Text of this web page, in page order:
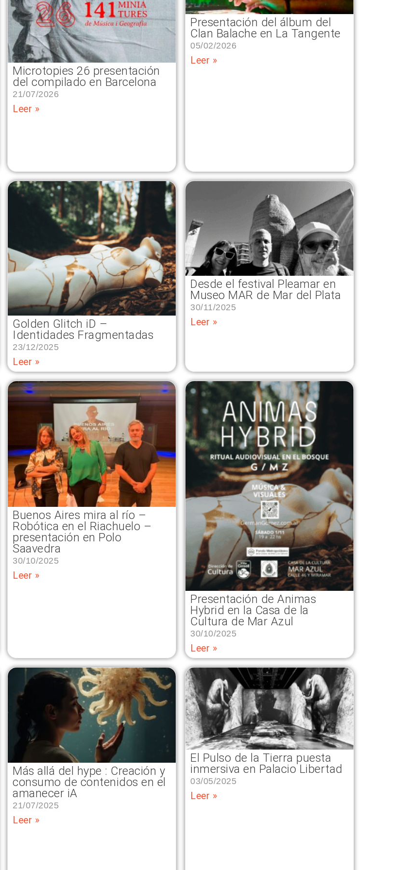
Microtopies 26 presentación
del compilado en Barcelona
21/07/2026
Leer »
Presentación del álbum del
Clan Balache en La Tangente
05/02/2026
Leer »
Golden Glitch iD –
Identidades Fragmentadas
23/12/2025
Leer »
Desde el festival Pleamar en
Museo MAR de Mar del Plata
30/11/2025
Leer »
Buenos Aires mira al río –
Robótica en el Riachuelo –
presentación en Polo
Saavedra
30/10/2025
Leer »
Presentación de Animas
Hybrid en la Casa de la
Cultura de Mar Azul
30/10/2025
Leer »
Más allá del hype : Creación y
consumo de contenidos en el
amanecer iA
21/07/2025
Leer »
El Pulso de la Tierra puesta
inmersiva en Palacio Libertad
03/05/2025
Leer »